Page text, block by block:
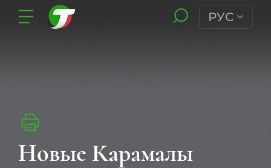
РУС
Новые Карамалы